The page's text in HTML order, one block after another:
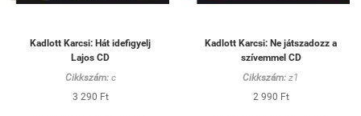
Kadlott Karcsi: Hát idefigyelj
Lajos CD
Cikkszám:c
3 290 Ft
Kadlott Karcsi: Ne játszadozz a
szívemmel CD
Cikkszám: z1
2 990 Ft